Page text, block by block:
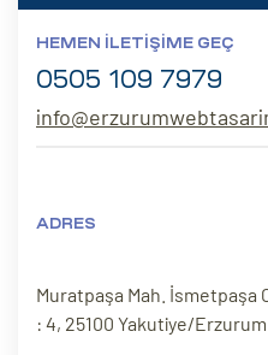
HEMEN İLETIŞIME GEÇ
0505 109 7979
ADRES
Muratpaşa Mah. İsmetpaşa
: 4, 25100 Yakutiye/Erzurum